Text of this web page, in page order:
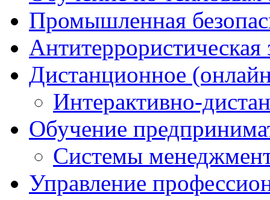
Промышленная
Дистанционное
Интерактивно-
Обучение
Системы
Управление